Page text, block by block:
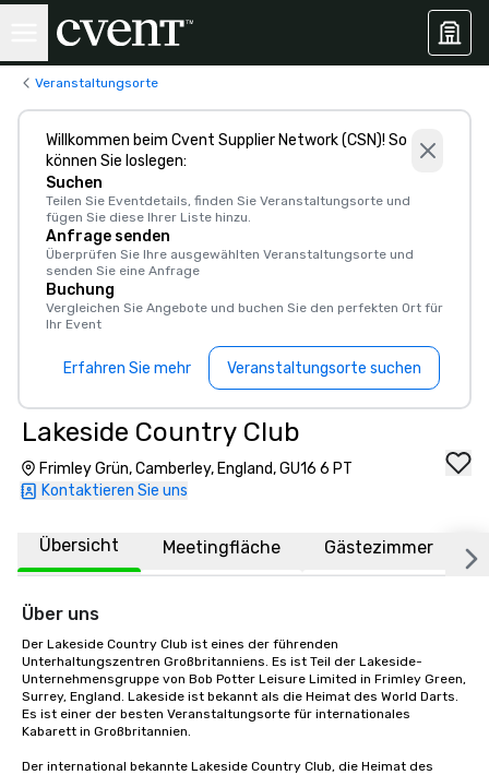
Veranstaltungsorte
Willkommen beim Cvent Supplier Network (CSN)! So
können Sie loslegen:
Suchen
Teilen Sie Eventdetails, finden Sie Veranstaltungsorte und
fügen Sie diese Ihrer Liste hinzu.
Anfrage senden
Überprüfen Sie Ihre ausgewählten Veranstaltungsorte und
senden Sie eine Anfrage
Buchung
Vergleichen Sie Angebote und buchen Sie den perfekten Ort für
Ihr Event
Erfahren Sie mehr Veranstaltungsorte suchen
Lakeside Country Club
Frimley Grün, Camberley, England, GU16 6 PT
Kontaktieren Sie uns
Übersicht Meetingfläche Gästezimmer
Über uns
Der Lakeside Country Club ist eines der führenden
Unterhaltungszentren Großbritanniens. Es ist Teil der Lakeside-
Unternehmensgruppe von Bob Potter Leisure Limited in Frimley Green,
Surrey, England. Lakeside ist bekannt als die Heimat des World Darts.
Es ist einer der besten Veranstaltungsorte für internationales
Kabarett in Großbritannien.
Der international bekannte Lakeside Country Club, die Heimat des